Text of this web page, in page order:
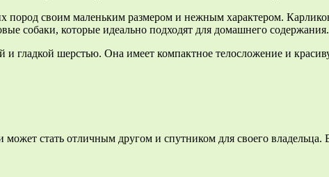
пород своим маленьким размером и нежным характером.
собаки, которые идеально подходят для домашнего содержания.
и гладкой шерстью. Она имеет компактное телосложение и
стать отличным другом и спутником для своего